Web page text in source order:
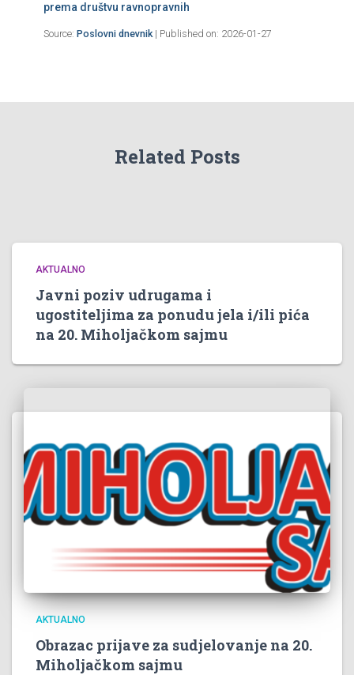
prema društvu ravnopravnih
Source: Poslovni dnevnik Published on: 2026-01-27
Related Posts
AKTUALNO
Javni poziv udrugama i
ugostiteljima za ponudu jela i/ili pića
na 20. Miholjačkom sajmu
AKTUALNO
Obrazac prijave za sudjelovanje na 20.
Miholjačkom sajmu